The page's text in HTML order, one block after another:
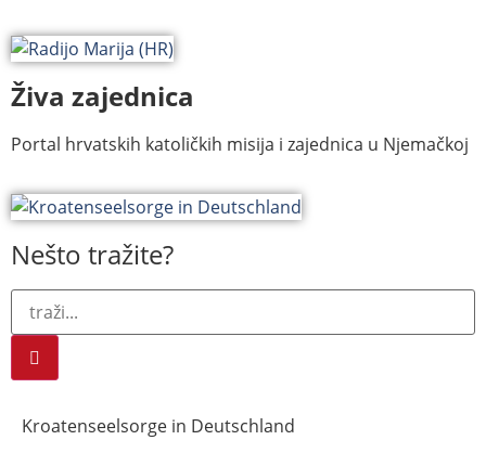
Živa zajednica
Portal hrvatskih katoličkih misija i zajednica u Njemačkoj
Nešto tražite?
Kroatenseelsorge in Deutschland